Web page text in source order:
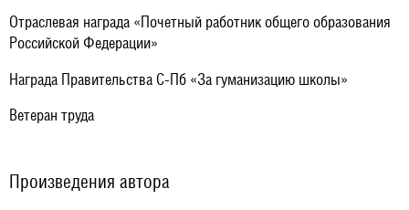
Отраслевая награда «Почетный работник общего образования
Российской Федерации»
Награда Правительства С-Пб «За гуманизацию школы»
Ветеран труда
Произведения автора